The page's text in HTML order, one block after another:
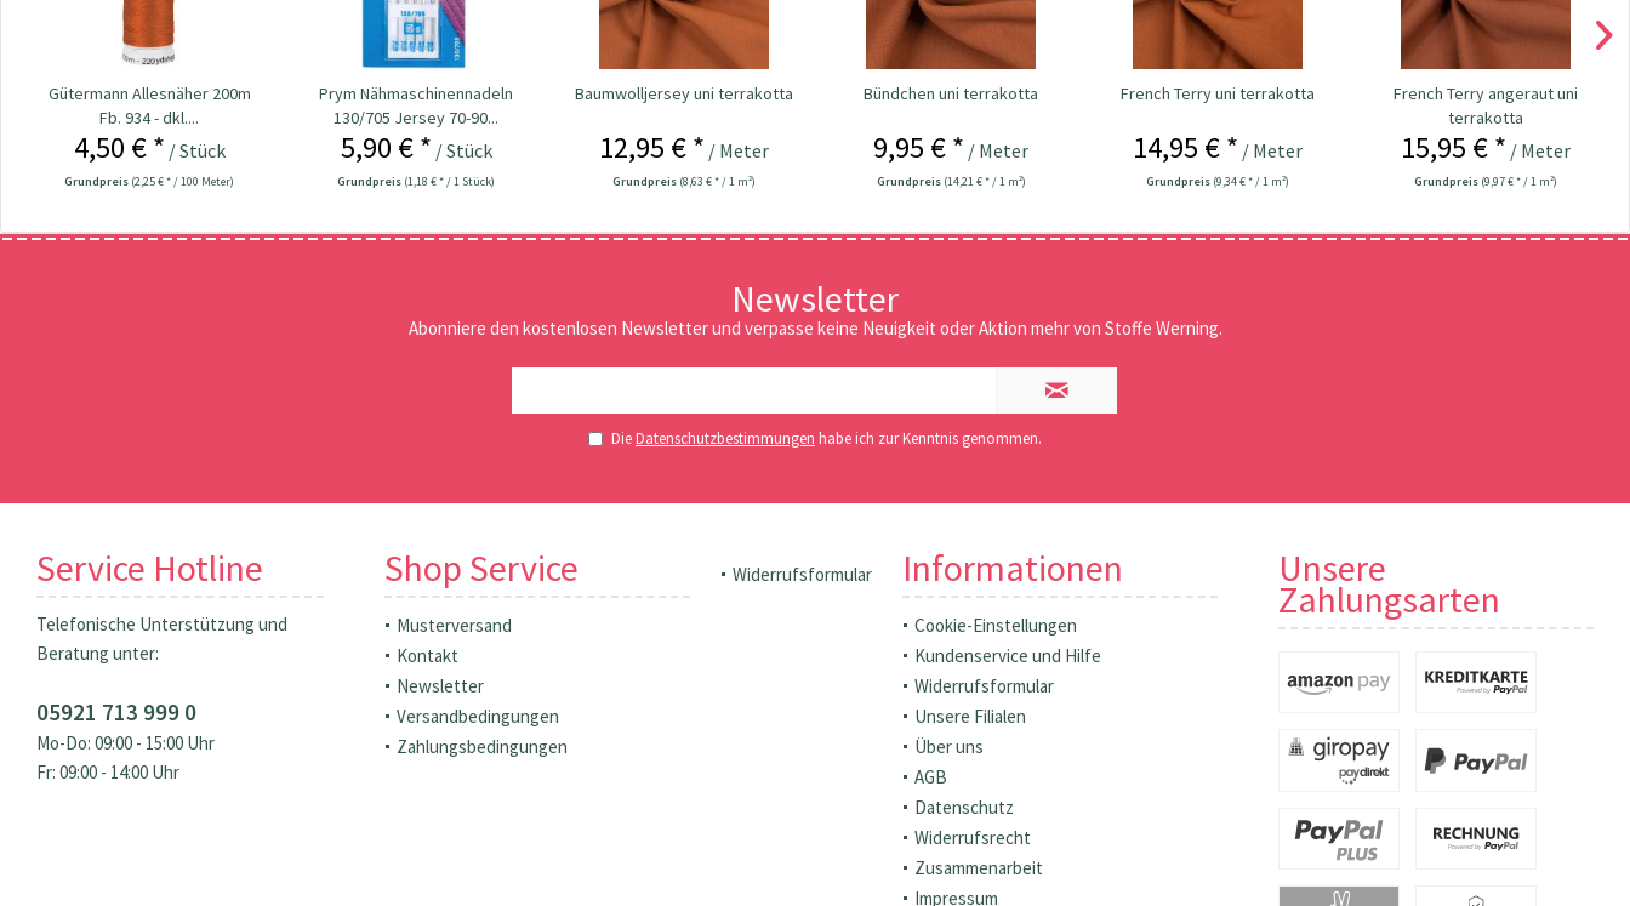
Gütermann Allesnäher 200m
Fb. 934 - dkl....
4,50 € * / Stück
Grundpreis (2,25 € * / 100 Meter)
Prym Nähmaschinennadeln
130/705 Jersey 70-90...
5,90 € * / Stück
Grundpreis (1,18 € * / 1 Stück)
Baumwolljersey uni terrakotta
12,95 € * / Meter
Grundpreis (8,63 € * / 1 m²)
Bündchen uni terrakotta
9,95 € * / Meter
Grundpreis (14,21 € * / 1 m²)
French Terry uni terrakotta
14,95 € * / Meter
Grundpreis (9,34 € * / 1 m²)
French Terry angeraut uni
terrakotta
15,95 € * / Meter
Grundpreis (9,97 € * / 1 m²)
Newsletter
Abonniere den kostenlosen Newsletter und verpasse keine Neuigkeit oder Aktion mehr von Stoffe Werning.
DieDatenschutzbestimmungen habe ich zur Kenntnis genommen.
Service Hotline
Telefonische Unterstützung und
Beratung unter:
05921 713 999 0
Mo-Do: 09:00 - 15:00 Uhr
Fr: 09:00 - 14:00 Uhr
Shop Service
Musterversand
Kontakt
Newsletter
Versandbedingungen
Zahlungsbedingungen
Widerrufsformular Informationen
Cookie-Einstellungen
Kundenservice und Hilfe
Widerrufsformular
Unsere Filialen
Über uns
AGB
Datenschutz
Widerrufsrecht
Zusammenarbeit
Impressum
Unsere
Zahlungsarten